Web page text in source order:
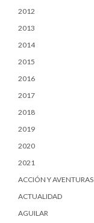
2012
2013
2014
2015
2016
2017
2018
2019
2020
2021
ACCIÓN Y AVENTURAS
ACTUALIDAD
AGUILAR